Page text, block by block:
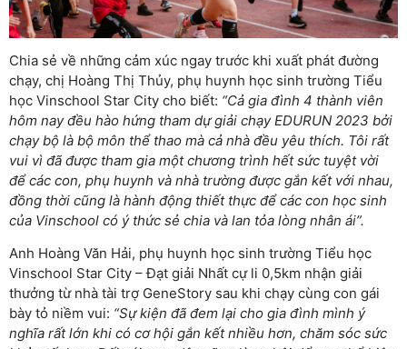
Chia sẻ về những cảm xúc ngay trước khi xuất phát đường
chạy, chị Hoàng Thị Thủy, phụ huynh học sinh trường Tiểu
học Vinschool Star City cho biết: “Cả gia đình 4 thành viên
hôm nay đều hào hứng tham dự giải chạy EDURUN 2023 bởi
chạy bộ là bộ môn thể thao mà cả nhà đều yêu thích. Tôi rất
vui vì đã được tham gia một chương trình hết sức tuyệt vời
để các con, phụ huynh và nhà trường được gắn kết với nhau,
đồng thời cũng là hành động thiết thực để các con học sinh
của Vinschool có ý thức sẻ chia và lan tỏa lòng nhân ái”.
Anh Hoàng Văn Hải, phụ huynh học sinh trường Tiểu học
Vinschool Star City – Đạt giải Nhất cự li 0,5km nhận giải
thưởng từ nhà tài trợ GeneStory sau khi chạy cùng con gái
bày tỏ niềm vui: “Sự kiện đã đem lại cho gia đình mình ý
nghĩa rất lớn khi có cơ hội gắn kết nhiều hơn, chăm sóc sức